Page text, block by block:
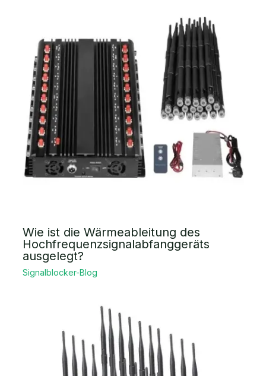
Wie ist die Wärmeableitung des
Hochfrequenzsignalabfanggeräts
ausgelegt?
Signalblocker-Blog